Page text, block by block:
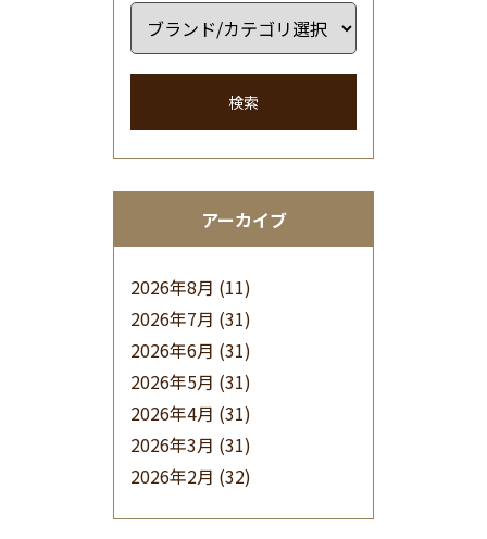
検索
アーカイブ
2026年8月 (11)
2026年7月 (31)
2026年6月 (31)
2026年5月 (31)
2026年4月 (31)
2026年3月 (31)
2026年2月 (32)